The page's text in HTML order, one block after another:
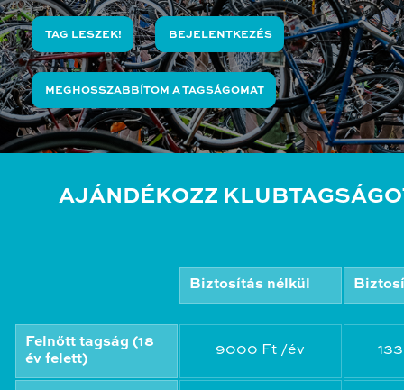
TAG LESZEK! BEJELENTKEZÉS
MEGHOSSZABBÍTOM A TAGSÁGOMAT
AJÁNDÉKOZZ
Biztosítás nélkül
Felnőtt tagság (18
év felett)
9000 Ft /év